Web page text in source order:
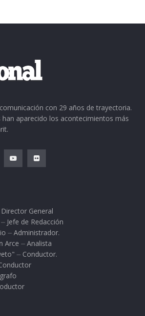
con 29 años de trayectoria.
han aparecido los acontecimientos más
General
Jefe de Redacción
⏤ Administrador.
Arce ⏤ Analista
⏤ Conductor.